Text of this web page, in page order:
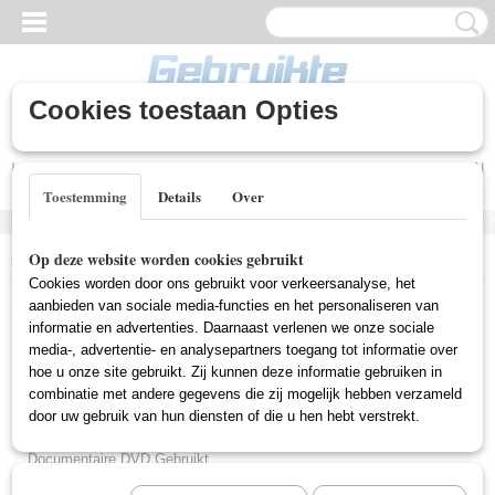
Inloggen
UW WINKELWAGEN
Home >Gebruikte DVD's>Tekenfilm DVD Gebruikt
Gebruikte DVD's
Actie DVD Gebruikt
Box Sets Gebruikt
Documentaire DVD Gebruikt
Drama DVD Gebruikt
Cookies toestaan Opties
Toestemming Details Over
Op deze website worden cookies gebruikt
Cookies worden door ons gebruikt voor verkeersanalyse, het
aanbieden van sociale media-functies en het personaliseren van
informatie en advertenties. Daarnaast verlenen we onze sociale
media-, advertentie- en analysepartners toegang tot informatie over
hoe u onze site gebruikt. Zij kunnen deze informatie gebruiken in
combinatie met andere gegevens die zij mogelijk hebben verzameld
door uw gebruik van hun diensten of die u hen hebt verstrekt.